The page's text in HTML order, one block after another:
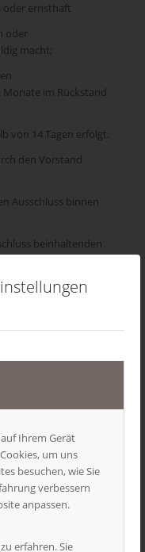
Ihrem Gerät
um uns
besuchen, wie Sie
verbessern
anpassen.
erfahren. Sie
oder ernsthaft
oder
macht;
im Rückstand
von 14 Tagen erfolgt.
den Vorstand
Ausschluss binnen
beinhaltenden
anfechten. Über diese
Bis zur endgültigen
und der
mindestens aber
zusammen.